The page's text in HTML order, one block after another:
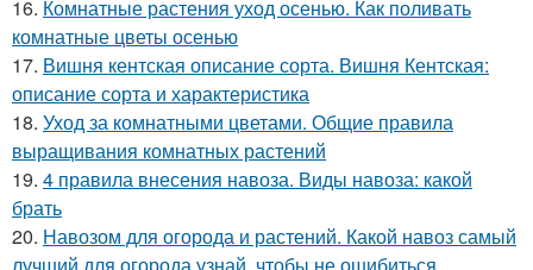
16. Комнатные растения уход осенью. Как поливать
комнатные цветы осенью
17. Вишня кентская описание сорта. Вишня Кентская:
описание сорта и характеристика
18. Уход за комнатными цветами. Общие правила
выращивания комнатных растений
19. 4 правила внесения навоза. Виды навоза: какой
брать
20. Навозом для огорода и растений. Какой навоз самый